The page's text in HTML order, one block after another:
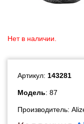
Нет в наличии.
Артикул: 143281
Модель: 87
Производитель: